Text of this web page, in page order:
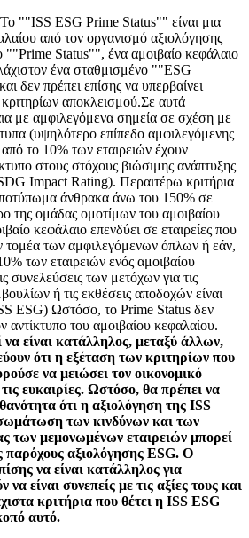
""ISS ESG Prime Status"" είναι μια
από τον οργανισμό αξιολόγησης
""Prime Status"", ένα αμοιβαίο κεφάλαιο
ένα σταθμισμένο ""ESG
δεν πρέπει επίσης να υπερβαίνει
αποκλεισμού.Σε αυτά
με αμφιλεγόμενα σημεία σε σχέση με
(υψηλότερο επίπεδο αμφιλεγόμενης
το 10% των εταιρειών έχουν
στους στόχους βιώσιμης ανάπτυξης
Impact Rating). Περαιτέρω κριτήρια
άνθρακα άνω του 150% σε
της ομάδας ομοτίμων του αμοιβαίου
κεφάλαιο επενδύει σε εταιρείες που
τομέα των αμφιλεγόμενων όπλων ή εάν,
των εταιρειών ενός αμοιβαίου
συνελεύσεις των μετόχων για τις
ή τις εκθέσεις αποδοχών είναι
ESG) Ωστόσο, το Prime Status δεν
αντίκτυπο του αμοιβαίου κεφαλαίου.
να είναι κατάλληλος, μεταξύ άλλων,
ότι η εξέταση των κριτηρίων που
να μειώσει τον οικονομικό
ευκαιρίες. Ωστόσο, θα πρέπει να
ότι η αξιολόγηση της ISS
των κινδύνων και των
των μεμονωμένων εταιρειών μπορεί
παρόχους αξιολόγησης ESG. Ο
να είναι κατάλληλος για
να είναι συνεπείς με τις αξίες τους και
κριτήρια που θέτει η ISS ESG
αυτό.